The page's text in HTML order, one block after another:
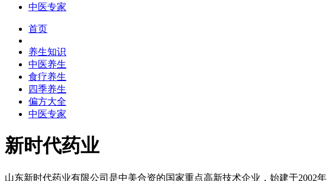
中医专家
首页
养生知识
中医养生
食疗养生
四季养生
偏方大全
中医专家
新时代药业
山东新时代药业有限公司是中美合资的国家重点高新技术企业，始建于2002